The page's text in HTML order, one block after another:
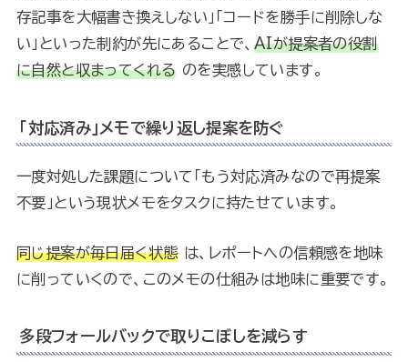
存記事を大幅書き換えしない」「コードを勝手に削除しな
い」といった制約が先にあることで、 AIが提案者の役割
に自然と収まってくれる のを実感しています。
「対応済み」メモで繰り返し提案を防ぐ
一度対処した課題について「もう対応済みなので再提案
不要」という現状メモをタスクに持たせています。
同じ提案が毎日届く状態 は、レポートへの信頼感を地味
に削っていくので、このメモの仕組みは地味に重要です。
多段フォールバックで取りこぼしを減らす